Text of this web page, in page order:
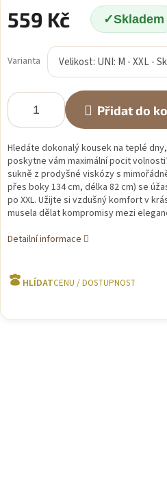
559 Kč Skladem
cena:
Varianta
Přidat do
Hledáte dokonalý kousek na teplé
poskytne vám maximální pocit
sukně z prodyšné viskózy s
přes boky 134 cm, délka 82 cm) se
po XXL. Užijte si vzdušný komfort v
musela dělat kompromisy mezi
Detailní informace
HLÍDAT